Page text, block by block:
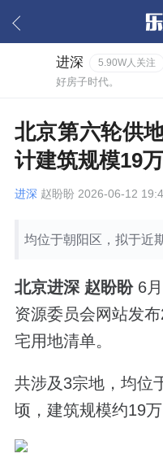
进深 5.90W人关注
好房子时代。
北京第六轮供
计建筑规模19
进深 赵盼盼 2026-06-12
均位于朝阳区，拟于近
北京进深 赵盼盼6月
资源委员会网站发
宅用地清单。
共涉及3宗地，均位
顷，建筑规模约19